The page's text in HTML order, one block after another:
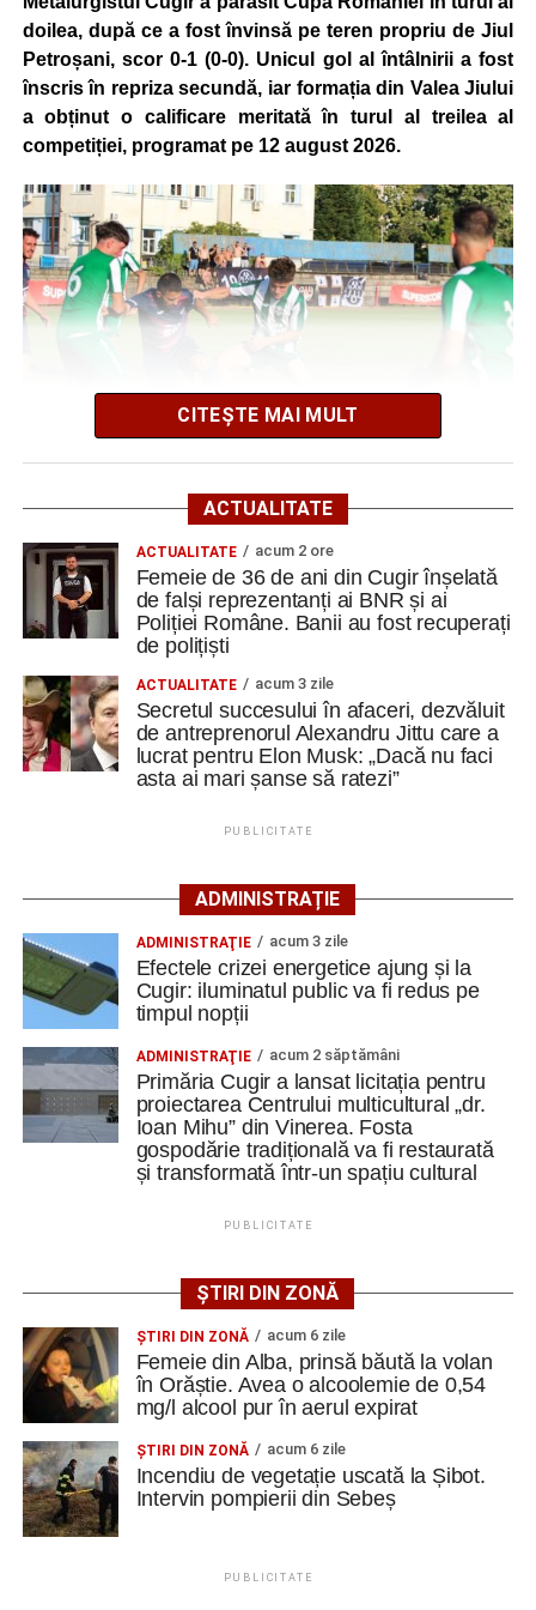
Adaugă cugirinfo.ro ca sursă
preferată pe Google
Ultimele știri din Cugir
Femeie de 36 de ani din Cugir înșelată de falși
reprezentanți ai BNR și ai Poliției Române. Banii au
fost recuperați de polițiști
Schimbare de directori la Liceul Tehnologic „Ion D.
„Roș-albaștrii”, o nouă victorie în meciurile de
pregătire: Metalurgistul Cugir – FC Inter Sibiu 1-0
(0-0)
Messenger WhatsApp Twitter
doilea, după ce a fost învinsă pe teren propriu de Jiul
Petroșani, scor 0-1 (0-0). Unicul gol al întâlnirii a fost
înscris în repriza secundă, iar formația din Valea Jiului
a obținut o calificare meritată în turul al treilea al
competiției, programat pe 12 august 2026.
Partida a fost echilibrată în prima repriză, însă oaspeții au
reușit să facă diferența în minutul 56. Trip a profitat de o
fază favorabilă și a înscris golul victoriei, îm urma unei
acțiuni la care tânărul portar cugirean ar fi putut interveni
Pentru Metalurgistul Cugir, meciul a consemnat și debutul
a trei jucători: Bogdan Avram, venit de la Universitatea
Cluj, precum și a foșțtilor uniriști Balaur și Butnariu.
În turul precedent al Cupei României, Metalurgistul Cugir
terenul formației din Șugag, în timp ce Jiul Petroșani a
trecut fără emoții de Hațeg, scor 4-0.
Cele două echipe se vor reîntâlni în această perioadă,
având programat un meci amical în data de 22 august,
ultimul test înaintea debutului noului sezon competițional.
• Au evoluat formațiile:
Metalurgistul Cugir: B. Avram – P. Pahone, Liubashov,
Balaur, Sebaș (78, Kiraly) – Șaucă/cpt. (86, Tăban),
Butnariu, Udrea (60, Todoran), B. Minteuan (78, P.
Păcurar), Cocan, Goronea (60, Bura); Rezerve: Similie,
Jiul Petroșani: Iliescu/cpt. – Gogescu, Dobre, A. Dinu,
Hondorocu – Giurică, Morariu – Vreja, Viașu, Buțurcă –
Trip; rezerve Krupenschi, Fulga, Nițu, Mihăilă, Polgar, R.
Călin, Covaci, Păcuraru, D. Popa. Antrenor Sorin Bălu
FOTO: Sorin GIURCĂ
CITEȘTE MAI MULT
ACTUALITATE
ACTUALITATE acum 2 ore
Femeie de 36 de ani din Cugir înșelată
de falși reprezentanți ai BNR și ai
Poliției Române. Banii au fost recuperați
de polițiști
ACTUALITATE acum 3 zile
Secretul succesului în afaceri, dezvăluit
de antreprenorul Alexandru Jittu care a
lucrat pentru Elon Musk: „Dacă nu faci
asta ai mari șanse să ratezi”
PUBLICITATE
ADMINISTRAȚIE
ADMINISTRAŢIE acum 3 zile
Efectele crizei energetice ajung și la
Cugir: iluminatul public va fi redus pe
timpul nopții
ADMINISTRAŢIE acum 2 săptămâni
Primăria Cugir a lansat licitația pentru
proiectarea Centrului multicultural „dr.
Ioan Mihu” din Vinerea. Fosta
gospodărie tradițională va fi restaurată
și transformată într-un spațiu cultural
PUBLICITATE
ȘTIRI DIN ZONĂ
ŞTIRI DIN ZONĂ acum 6 zile
Femeie din Alba, prinsă băută la volan
în Orăștie. Avea o alcoolemie de 0,54
mg/l alcool pur în aerul expirat
ŞTIRI DIN ZONĂ acum 6 zile
Incendiu de vegetație uscată la Șibot.
Intervin pompierii din Sebeș
PUBLICITATE